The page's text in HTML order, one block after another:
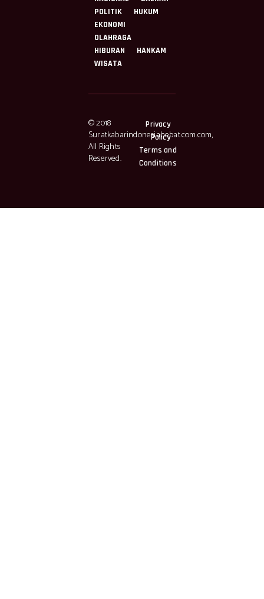
POLITIK
HUKUM
EKONOMI
OLAHRAGA
HIBURAN
HANKAM
WISATA
© 2018
Suratkabarindonesiahebat.com.com,
All Rights
Reserved.
Privacy
Policy
Terms and
Conditions